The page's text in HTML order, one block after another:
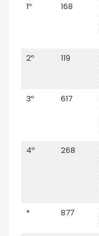
1º 168
2º 119
3º 617
4º 268
* 877